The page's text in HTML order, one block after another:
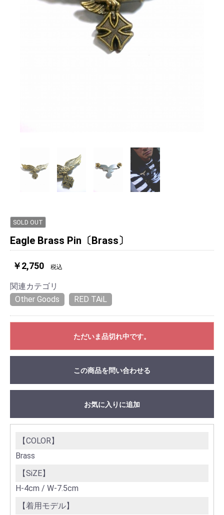
SOLD OUT
Eagle Brass Pin〔Brass〕
￥2,750 税込
関連カテゴリ
Other Goods
RED TAiL
ただいま品切れ中です。
この商品を問い合わせる
お気に入りに追加
【COLOR】
Brass
【SiZE】
H-4cm / W-7.5cm
【着用モデル】